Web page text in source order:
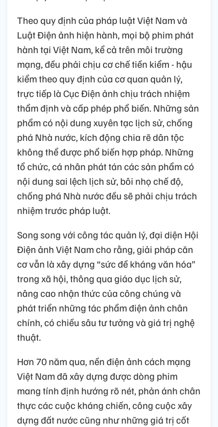
Theo quy định của pháp luật Việt Nam và
Luật Điện ảnh hiện hành, mọi bộ phim phát
hành tại Việt Nam, kể cả trên môi trường
mạng, đều phải chịu cơ chế tiền kiểm - hậu
kiểm theo quy định của cơ quan quản lý,
trực tiếp là Cục Điện ảnh chịu trách nhiệm
thẩm định và cấp phép phổ biến. Những sản
phẩm có nội dung xuyên tạc lịch sử, chống
phá Nhà nước, kích động chia rẽ dân tộc
không thể được phổ biến hợp pháp. Những
tổ chức, cá nhân phát tán các sản phẩm có
nội dung sai lệch lịch sử, bôi nhọ chế độ,
chống phá Nhà nước đều sẽ phải chịu trách
nhiệm trước pháp luật.
Song song với công tác quản lý, đại diện Hội
Điện ảnh Việt Nam cho rằng, giải pháp căn
cơ vẫn là xây dựng “sức đề kháng văn hóa”
trong xã hội, thông qua giáo dục lịch sử,
nâng cao nhận thức của công chúng và
phát triển những tác phẩm điện ảnh chân
chính, có chiều sâu tư tưởng và giá trị nghệ
thuật.
Hơn 70 năm qua, nền điện ảnh cách mạng
Việt Nam đã xây dựng được dòng phim
mang tính định hướng rõ nét, phản ánh chân
thực các cuộc kháng chiến, công cuộc xây
dựng đất nước cũng như những giá trị cốt